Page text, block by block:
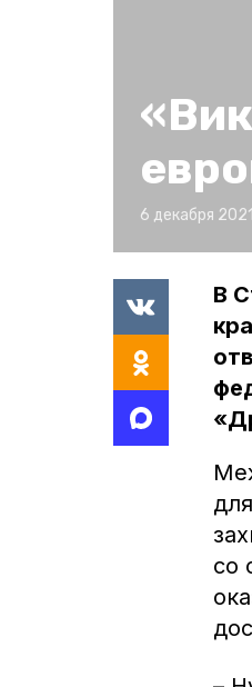
6 декабря
В
со